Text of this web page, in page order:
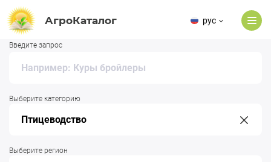
АгроКаталог рус
Введите запрос
Выберите категорию
Выберите регион